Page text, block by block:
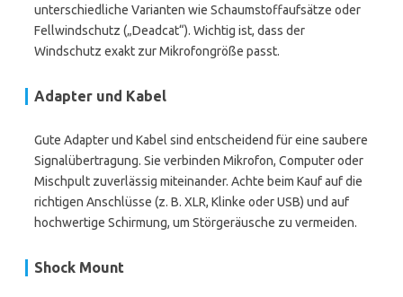
unterschiedliche Varianten wie Schaumstoffaufsätze oder
Fellwindschutz („Deadcat“). Wichtig ist, dass der
Windschutz exakt zur Mikrofongröße passt.
Adapter und Kabel
Gute Adapter und Kabel sind entscheidend für eine saubere
Signalübertragung. Sie verbinden Mikrofon, Computer oder
Mischpult zuverlässig miteinander. Achte beim Kauf auf die
richtigen Anschlüsse (z. B. XLR, Klinke oder USB) und auf
hochwertige Schirmung, um Störgeräusche zu vermeiden.
Shock Mount